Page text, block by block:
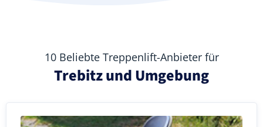
10 Beliebte Treppenlift-Anbieter für
Trebitz und Umgebung